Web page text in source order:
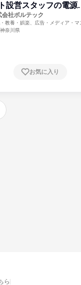
設営スタッフの電源
会社ボルテック
教養・娯楽、広告・メディア・マ
力・ガス・水道・エネルギー
神奈川県
お気に入り
ら